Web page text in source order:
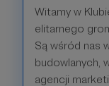
Witamy w
elitarnego
Są wśród nas
budowlanych,
agencji